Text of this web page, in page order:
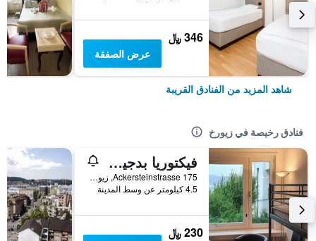
346 ﷼
عرض الصفقة
شاهد المزيد من الفنادق القريبة
فنادق رخيصة في زيورخ
فيكتوريا بدجيت هوستل
175 Ackersteinstrasse, زيورخ, كانتون زيورخ, سويسرا
4.5 كيلومتر عن وسط المدينة
230 ﷼